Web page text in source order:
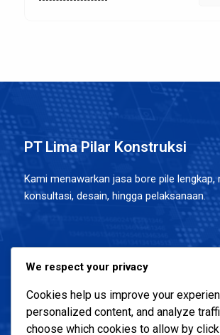
PT Lima Pilar Konstruksi
Kami menawarkan jasa bore pile lengkap,
konsultasi, desain, hingga pelaksanaan.
Alamat Kantor :
Menara 165 Lantai 4, Jl TB Simatupang,
Pasar Minggu, Jakarta Selatans
We respect your privacy
Cookies help us improve your
personalized content, and analyze
choose which cookies to allow by